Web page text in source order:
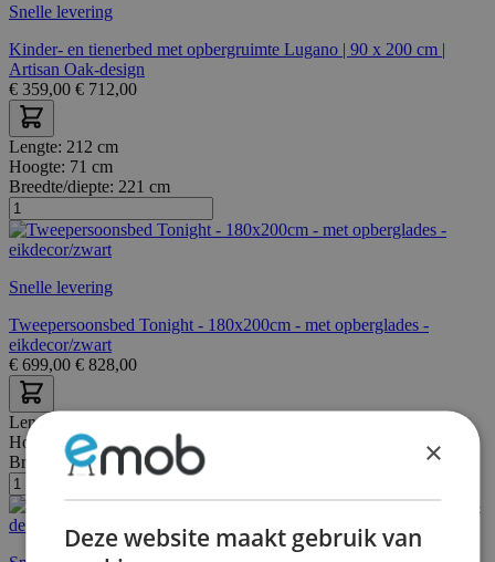
Snelle levering
Kinder- en tienerbed met opbergruimte Lugano | 90 x 200 cm |
Artisan Oak-design
€ 359,00 € 712,00
Lengte: 212 cm
Hoogte: 71 cm
Breedte/diepte: 221 cm
Snelle levering
Tweepersoonsbed Tonight - 180x200cm - met opberglades -
eikdecor/zwart
€ 699,00 € 828,00
Lengte:
Hoogte:60 cm
Breedte/diepte: 32 cm ×
Deze website maakt gebruik van